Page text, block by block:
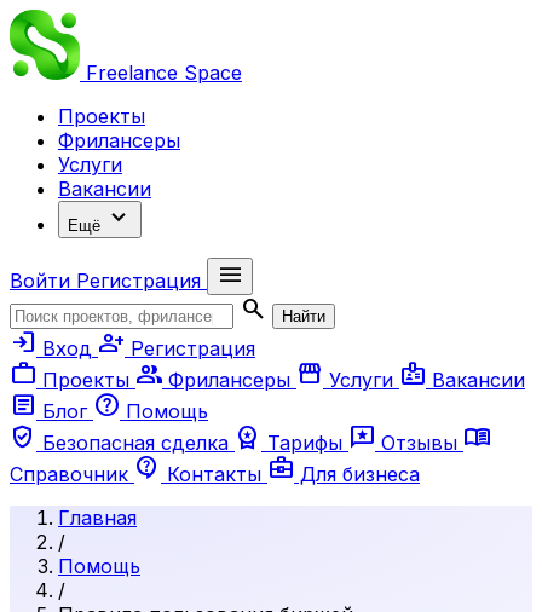
Freelance Space
Проекты
Фрилансеры
Услуги
Вакансии
Ещё expand_more
Войти Регистрация
menu
search
Найти
login Вход person_add Регистрация
work Проекты group Фрилансеры storefront Услуги badge Вакансии
article Блог help Помощь
verified_user Безопасная сделка workspace_premium Тарифы reviews Отзывы menu_book
Справочник contact_support Контакты business_center Для бизнеса
Главная
/
Помощь
/